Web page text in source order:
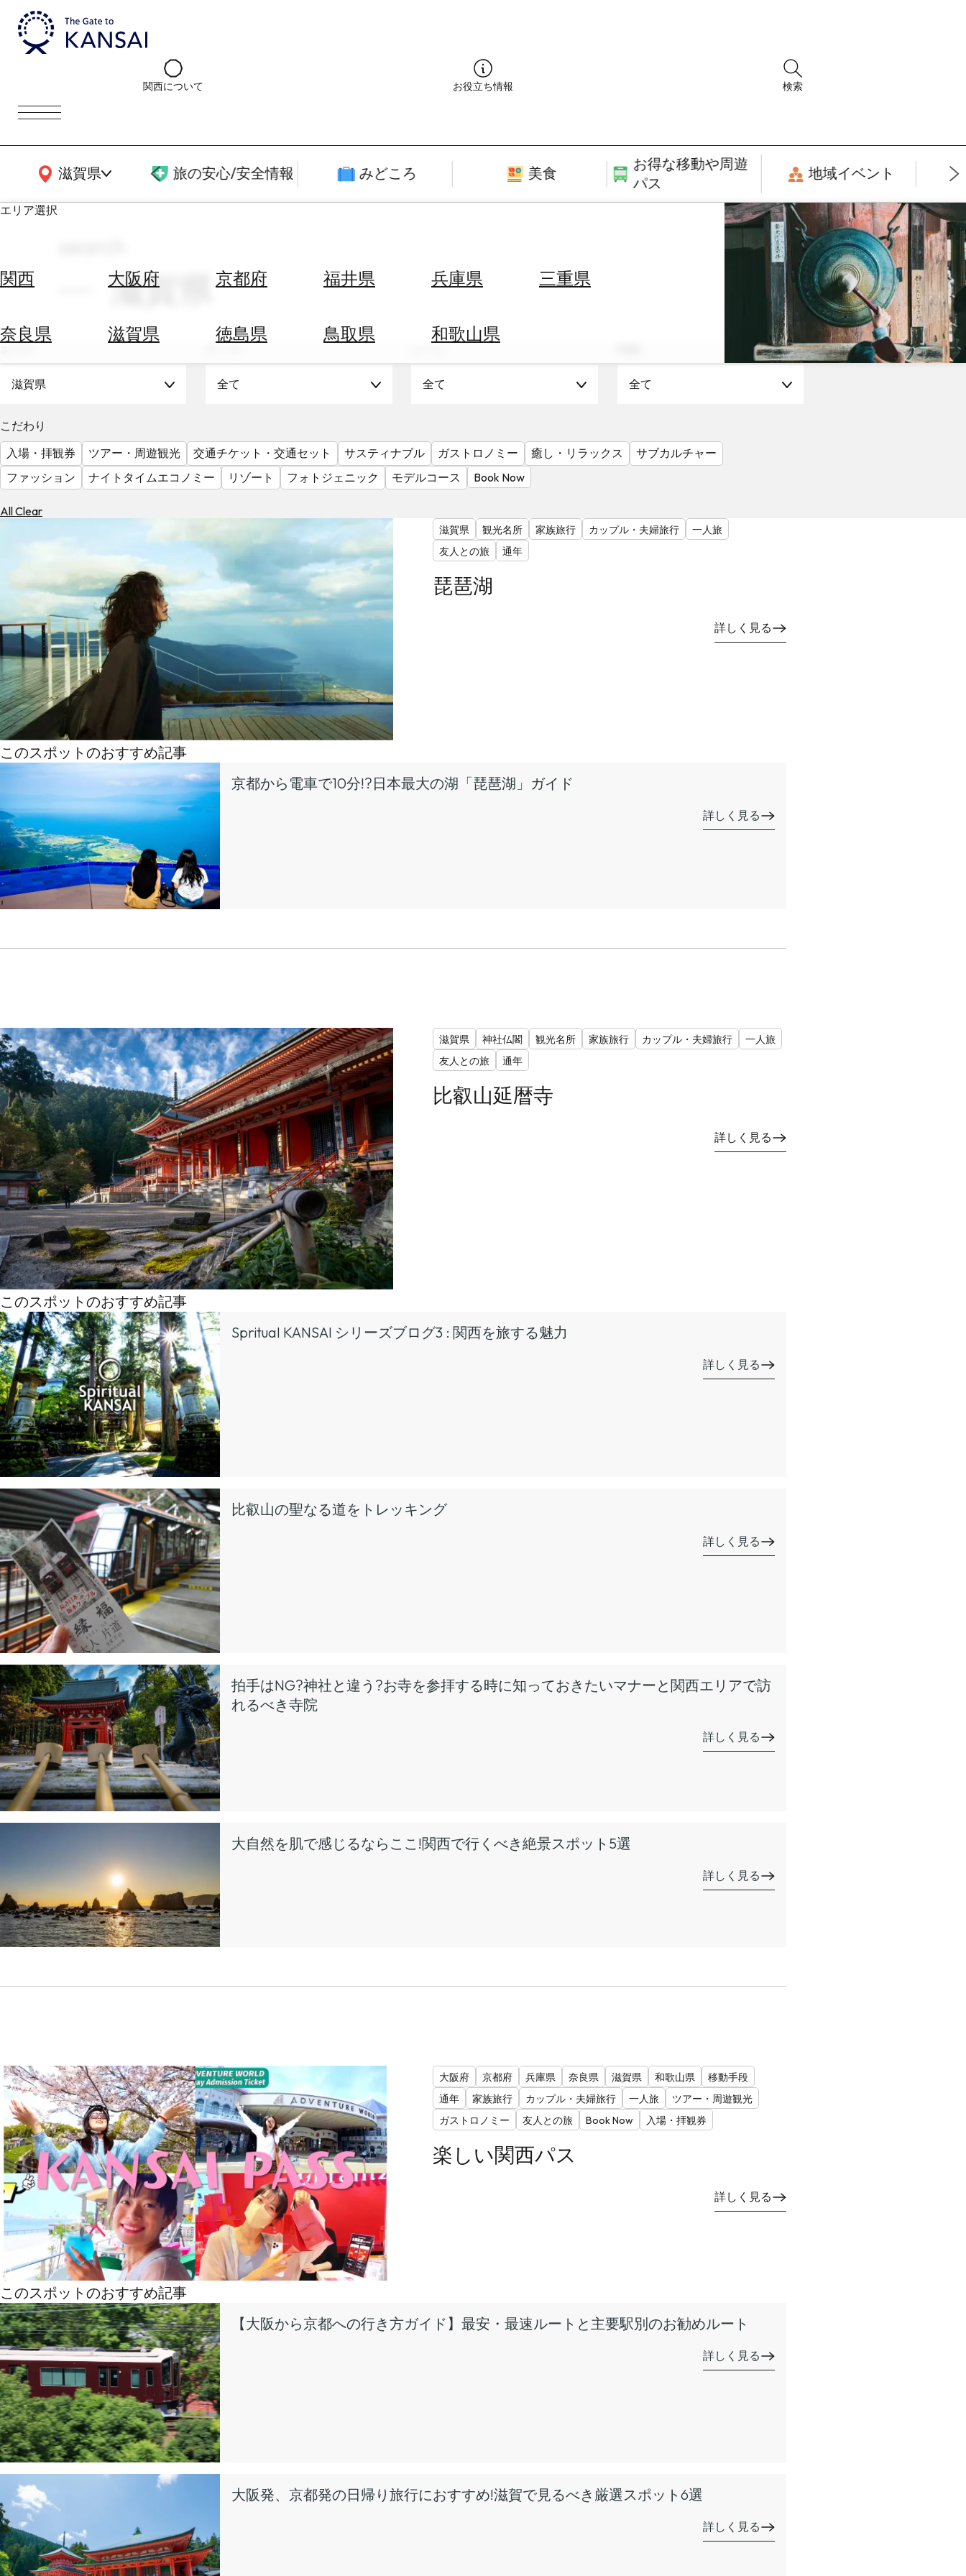
関西について お役立ち情報 検索
滋賀県
関西広域MAP 旅の安心/安全情報 みどころ 美食
お得な移動や周遊
パス
地域イベント
エリア選択
関西 大阪府 京都府 福井県 兵庫県 三重県
奈良県 滋賀県 徳島県 鳥取県 和歌山県
ホ
す
替
を
調
べ
天
を
滋賀県
滋賀県 全て 全て 全て
こだわり
入場・拝観券
ツアー・周遊観光 交通チケット・交通セット サスティナブル ガストロノミー 癒し・リラックス
サブカルチャー
ファッション
ナイトタイムエコノミー リゾート フォトジェニック モデルコース Book Now
All Clear
滋賀県 観光名所 家族旅行 カップル・夫婦旅行
一人旅
友人との旅
通年
琵琶湖
詳しく見る
このスポットのおすすめ記事
京都から電車で10分!?日本最大の湖「琵琶湖」ガイド
詳しく見る
滋賀県 神社仏閣 観光名所 家族旅行 カップル・夫婦旅行
一人旅
友人との旅
通年
比叡山延暦寺
詳しく見る
このスポットのおすすめ記事
Spritual KANSAI シリーズブログ3 : 関西を旅する魅力
詳しく見る
比叡山の聖なる道をトレッキング
詳しく見る
拍手はNG?神社と違う?お寺を参拝する時に知っておきたいマナーと関西エリアで訪
れるべき寺院
詳しく見る
大自然を肌で感じるならここ!関西で行くべき絶景スポット5選
詳しく見る
大阪府 京都府 兵庫県 奈良県 滋賀県 和歌山県
移動手段
通年
家族旅行 カップル・夫婦旅行 一人旅
ツアー・周遊観光
ガストロノミー
友人との旅 Book Now 入場・拝観券
楽しい関西パス
詳しく見る
このスポットのおすすめ記事
【大阪から京都への行き方ガイド】最安・最速ルートと主要駅別のお勧めルート
詳しく見る
大阪発、京都発の日帰り旅行におすすめ!滋賀で見るべき厳選スポット6選
詳しく見る